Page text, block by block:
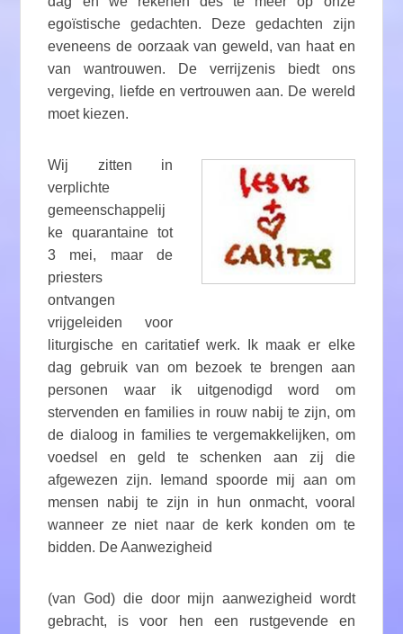
egoïstische gedachten. Deze gedachten zijn
eveneens de oorzaak van geweld, van haat en
van wantrouwen. De verrijzenis biedt ons
vergeving, liefde en vertrouwen aan. De wereld
moet kiezen.
Wij zitten in
verplichte
gemeenschappelij
ke quarantaine tot
3 mei, maar de
priesters
ontvangen
vrijgeleiden voor
liturgische en caritatief werk. Ik maak er elke
dag gebruik van om bezoek te brengen aan
personen waar ik uitgenodigd word om
stervenden en families in rouw nabij te zijn, om
de dialoog in families te vergemakkelijken, om
voedsel en geld te schenken aan zij die
afgewezen zijn. Iemand spoorde mij aan om
mensen nabij te zijn in hun onmacht, vooral
wanneer ze niet naar de kerk konden om te
bidden. De Aanwezigheid
(van God) die door mijn aanwezigheid wordt
gebracht, is voor hen een rustgevende en